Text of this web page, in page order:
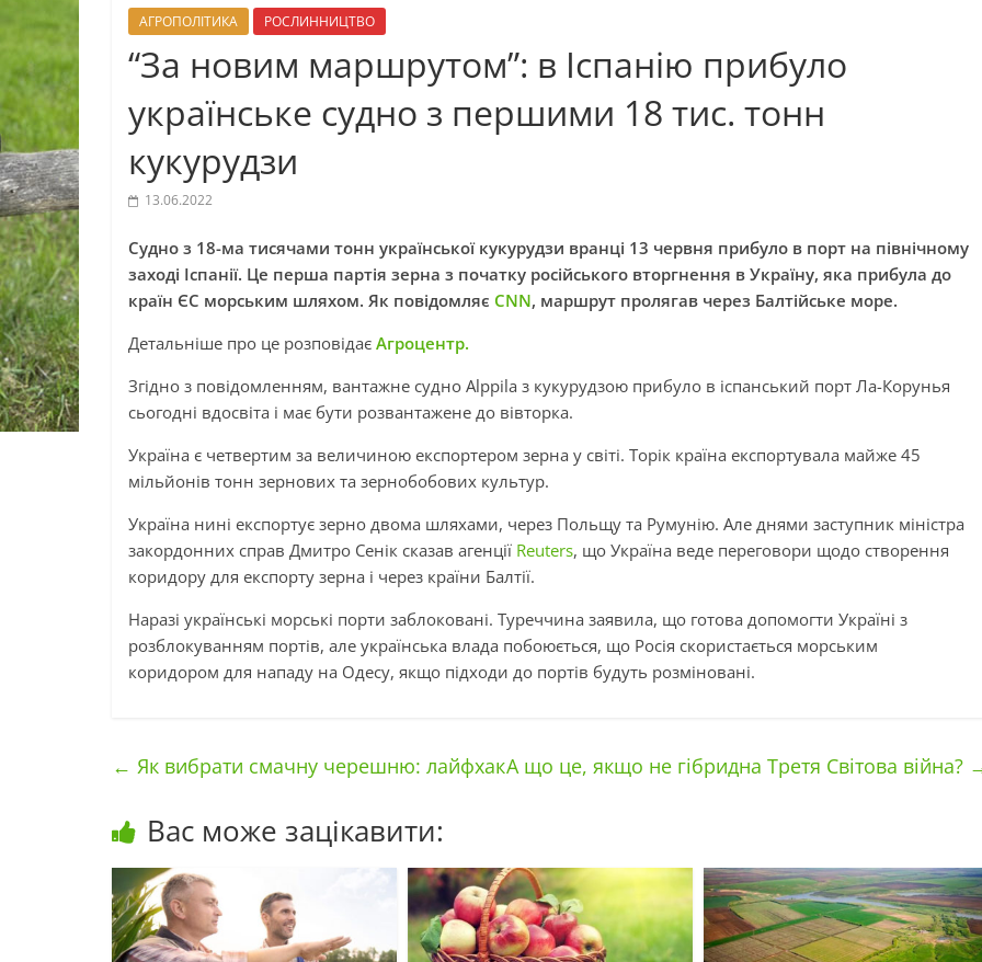
АГРОПОЛІТИКА РОСЛИННИЦТВО
“За новим маршрутом”: в Іспанію прибуло
українське судно з першими 18 тис. тонн
кукурудзи
13.06.2022
Судно з 18-ма тисячами тонн української кукурудзи вранці 13 червня прибуло в порт на північному
заході Іспанії. Це перша партія зерна з початку російського вторгнення в Україну, яка прибула до
країн ЄС морським шляхом. Як повідомляє CNN, маршрут пролягав через Балтійське море.
Детальніше про це розповідає Агроцентр.
Згідно з повідомленням, вантажне судно Alppila з кукурудзою прибуло в іспанський порт Ла-Корунья
сьогодні вдосвіта і має бути розвантажене до вівторка.
Україна є четвертим за величиною експортером зерна у світі. Торік країна експортувала майже 45
мільйонів тонн зернових та зернобобових культур.
Україна нині експортує зерно двома шляхами, через Польщу та Румунію. Але днями заступник міністра
закордонних справ Дмитро Сенік сказав агенції Reuters, що Україна веде переговори щодо створення
коридору для експорту зерна і через країни Балтії.
Наразі українські морські порти заблоковані. Туреччина заявила, що готова допомогти Україні з
розблокуванням портів, але українська влада побоюється, що Росія скористається морським
коридором для нападу на Одесу, якщо підходи до портів будуть розміновані.
← Як вибрати смачну черешню: лайфхакА що це, якщо не гібридна Третя Світова війна?
Вас може зацікавити: